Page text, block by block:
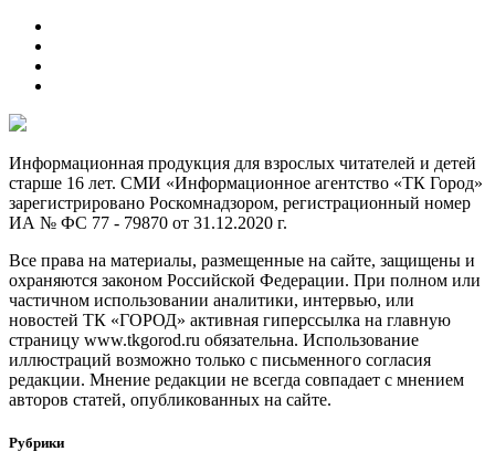
Информационная продукция для взрослых читателей и детей
старше 16 лет. СМИ «Информационное агентство «ТК Город»
зарегистрировано Роскомнадзором, регистрационный номер
ИА № ФС 77 - 79870 от 31.12.2020 г.
Все права на материалы, размещенные на сайте, защищены и
охраняются законом Российской Федерации. При полном или
частичном использовании аналитики, интервью, или
новостей ТК «ГОРОД» активная гиперссылка на главную
страницу www.tkgorod.ru обязательна. Использование
иллюстраций возможно только с письменного согласия
редакции. Мнение редакции не всегда совпадает с мнением
авторов статей, опубликованных на сайте.
Рубрики